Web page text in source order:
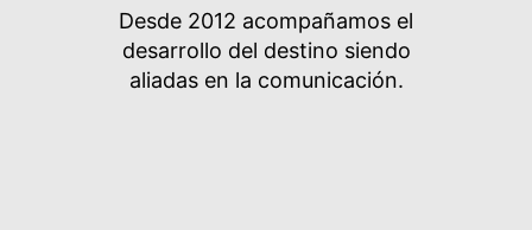
Desde 2012 acompañamos el
desarrollo del destino siendo
aliadas en la comunicación.